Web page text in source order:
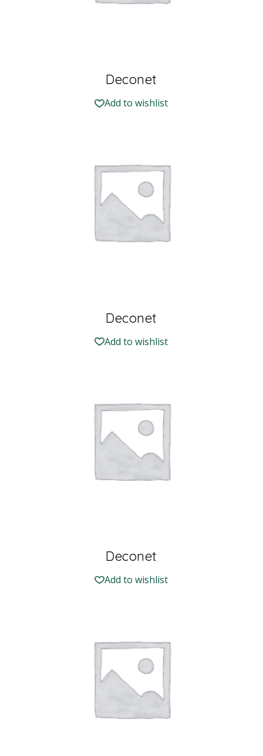
Deconet
Add to wishlist
Deconet
Add to wishlist
Deconet
Add to wishlist